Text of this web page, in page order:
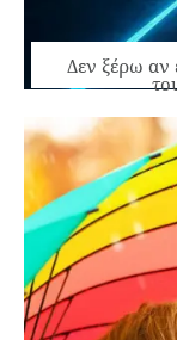
Δεν ξέρω αν